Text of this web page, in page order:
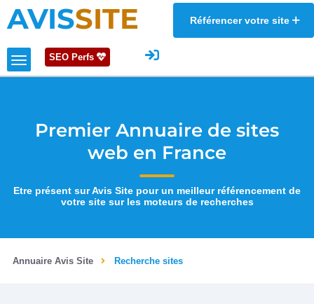
AVISSITE Référencer votre site
SEO Perfs
Premier Annuaire de sites
web en France
Etre présent sur Avis Site pour un meilleur référencement de
votre site sur les moteurs de recherches
Annuaire Avis Site Recherche sites